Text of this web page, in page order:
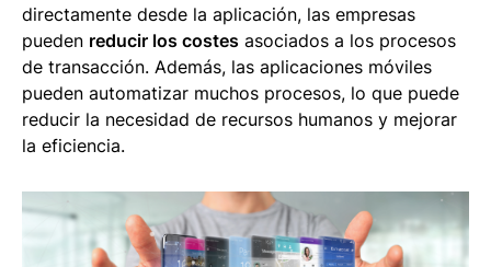
directamente desde la aplicación, las empresas
pueden reducir los costes asociados a los procesos
de transacción. Además, las aplicaciones móviles
pueden automatizar muchos procesos, lo que puede
reducir la necesidad de recursos humanos y mejorar
la eficiencia.